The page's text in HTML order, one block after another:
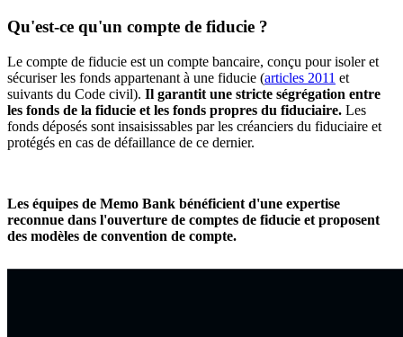
Qu'est-ce qu'un compte de fiducie ?
Le compte de fiducie est un compte bancaire, conçu pour isoler et
sécuriser les fonds appartenant à une fiducie (articles 2011 et
suivants du Code civil). Il garantit une stricte ségrégation entre
les fonds de la fiducie et les fonds propres du fiduciaire. Les
fonds déposés sont insaisissables par les créanciers du fiduciaire et
protégés en cas de défaillance de ce dernier.
Les équipes de Memo Bank bénéficient d'une expertise
reconnue dans l'ouverture de comptes de fiducie et proposent
des modèles de convention de compte.